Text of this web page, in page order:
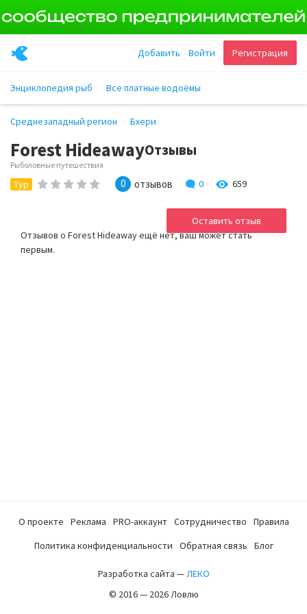
Регистрация
Войти
Добавить
Энциклопедия рыб Все платные водоёмы
Среднезападный регион Бхери
Forest HideawayОтзывы
Рыболовные путешествия
Тур 0 отзывов 0 659
Отзывов о Forest Hideaway ещё нет, ваш может стать
первым.
Оставить отзыв
О проекте Реклама PRO-аккаунт Сотрудничество
Правила
Политика конфиденциальности
Обратная связь Блог
Разработка сайта —ЛЕКО
© 2016 — 2026 Ловлю